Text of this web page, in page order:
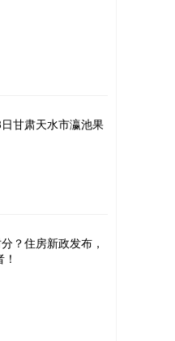
甘肃天水市瀛池果
？住房新政发布，